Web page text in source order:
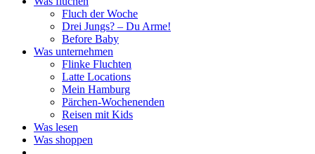
Fluch der Woche
Drei Jungs? – Du Arme!
Before Baby
Was unternehmen
Flinke Fluchten
Latte Locations
Mein Hamburg
Pärchen-Wochenenden
Reisen mit Kids
Was lesen
Was shoppen